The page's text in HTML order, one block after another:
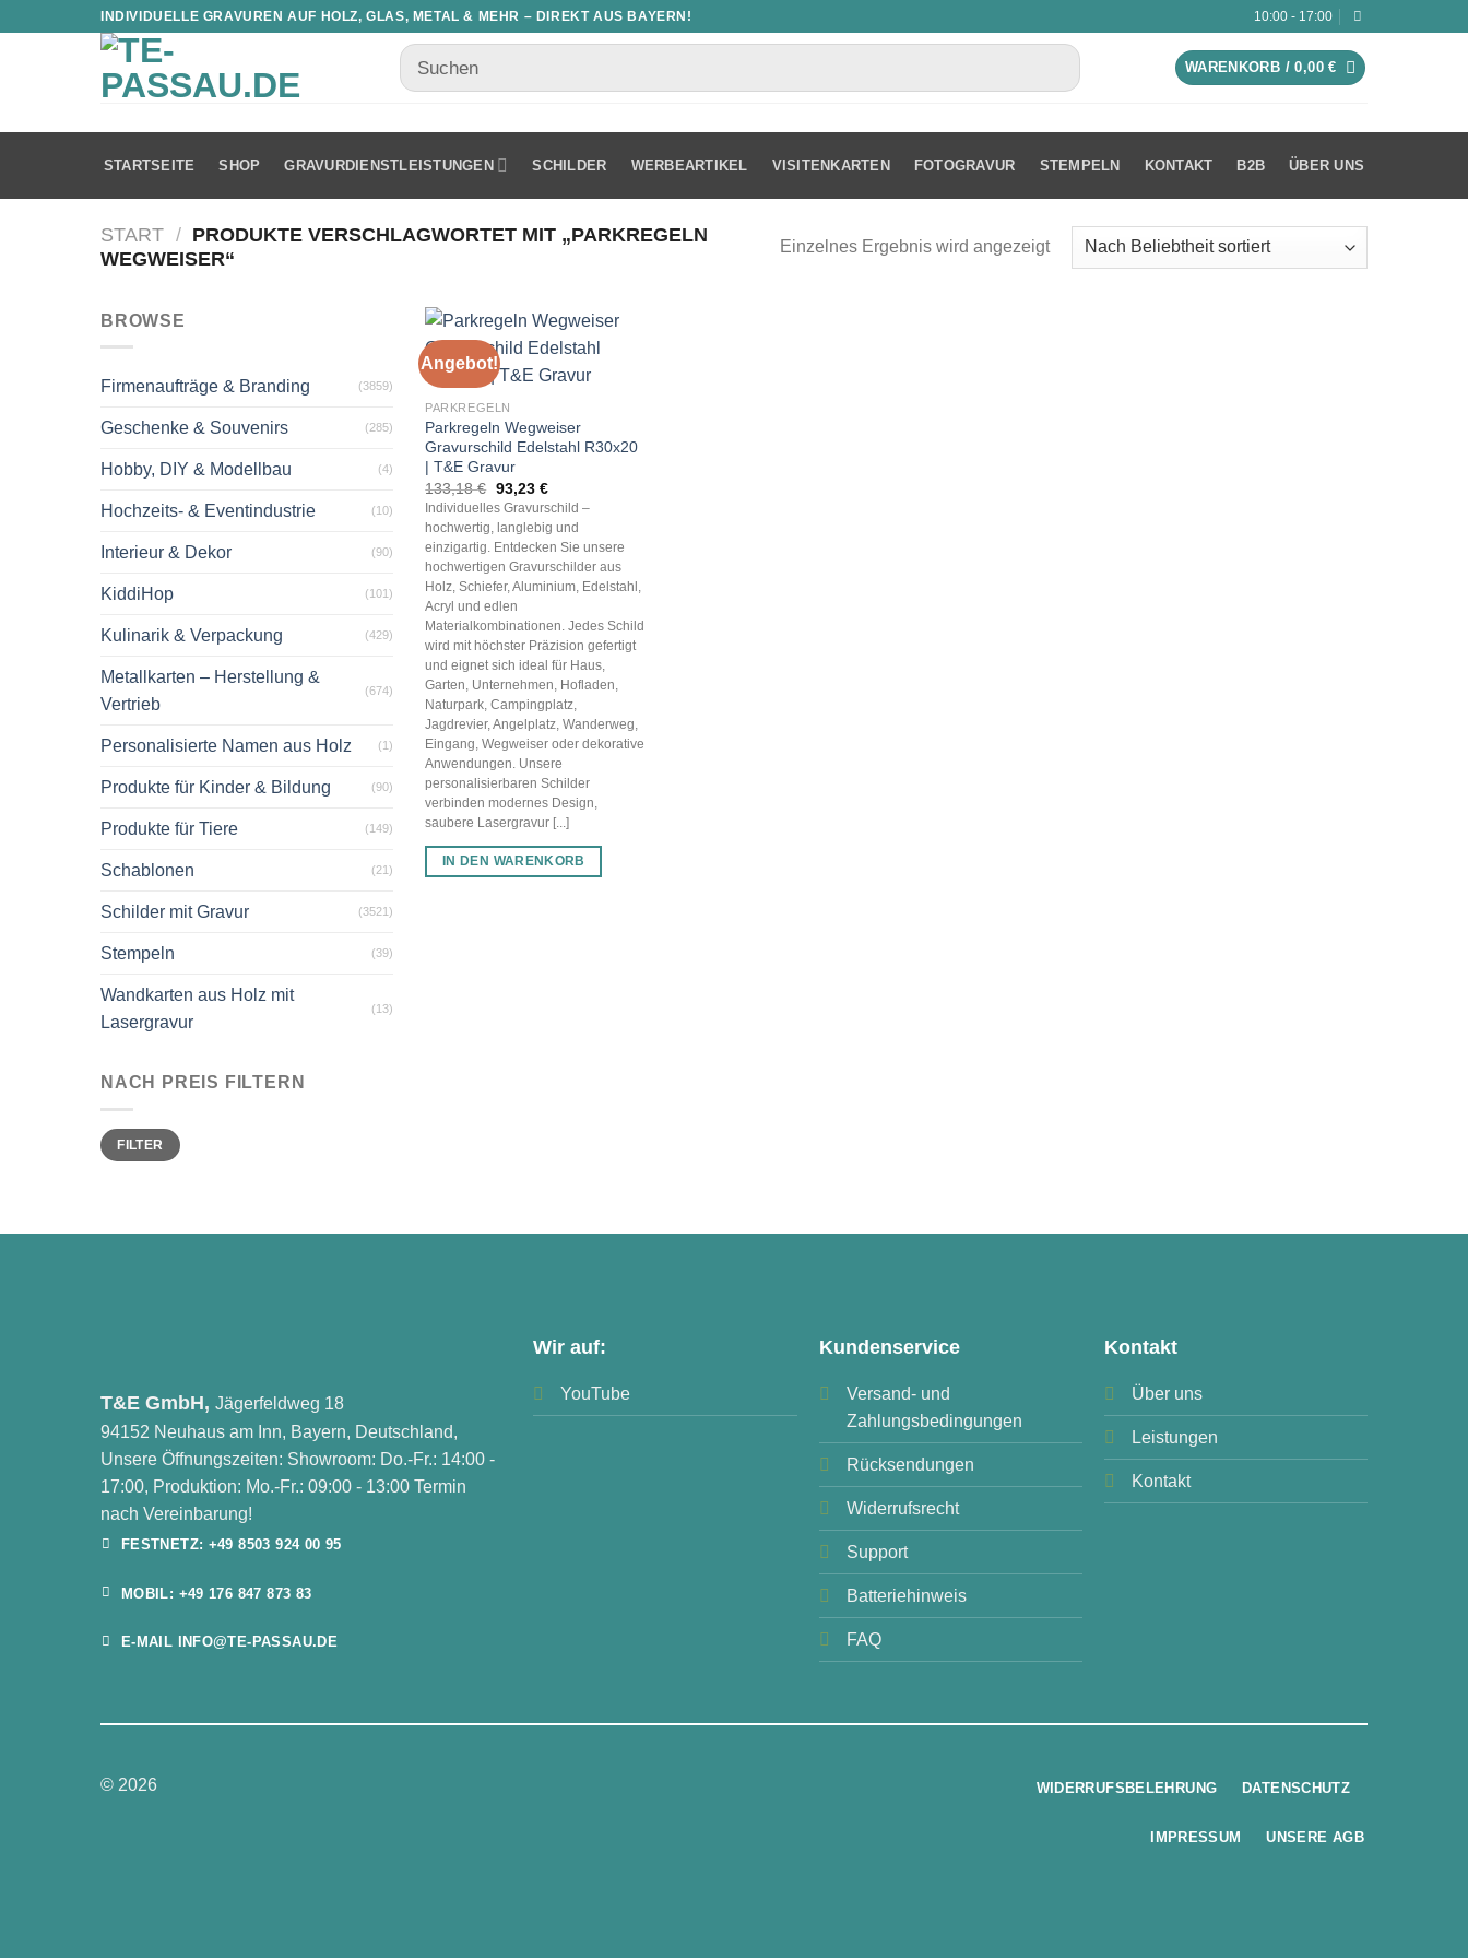
INDIVIDUELLE GRAVUREN AUF HOLZ, GLAS, METAL & MEHR – DIREKT AUS BAYERN! 10:00 - 17:00
WARENKORB /0,00€
STARTSEITE SHOP GRAVURDIENSTLEISTUNGEN SCHILDER WERBEARTIKEL VISITENKARTEN FOTOGRAVUR STEMPELN KONTAKT B2B ÜBER UNS
START / PRODUKTE VERSCHLAGWORTET MIT „PARKREGELN
WEGWEISER“
Einzelnes Ergebnis wird angezeigt
BROWSE
Firmenaufträge & Branding (3859)
Geschenke & Souvenirs (285)
Hobby, DIY & Modellbau (4)
Hochzeits- & Eventindustrie (10)
Interieur & Dekor (90)
KiddiHop (101)
Kulinarik & Verpackung (429)
Metallkarten – Herstellung &
Vertrieb
(674)
Personalisierte Namen aus Holz (1)
Produkte für Kinder & Bildung (90)
Produkte für Tiere (149)
Schablonen (21)
Schilder mit Gravur (3521)
Stempeln (39)
Wandkarten aus Holz mit
Lasergravur
(13)
NACH PREIS FILTERN
Min.
Preis
Max.
PreisFILTER
Angebot!
PARKREGELN
Parkregeln Wegweiser
Gravurschild Edelstahl R30x20
| T&E Gravur
133,18€ Ursprünglicher
Preis
war:
133,18 €
93,23 €Aktueller
Preis
ist:
93,23 €.
Individuelles Gravurschild –
hochwertig, langlebig und
einzigartig. Entdecken Sie unsere
hochwertigen Gravurschilder aus
Holz, Schiefer, Aluminium, Edelstahl,
Acryl und edlen
Materialkombinationen. Jedes Schild
wird mit höchster Präzision gefertigt
und eignet sich ideal für Haus,
Garten, Unternehmen, Hofladen,
Naturpark, Campingplatz,
Jagdrevier, Angelplatz, Wanderweg,
Eingang, Wegweiser oder dekorative
Anwendungen. Unsere
personalisierbaren Schilder
verbinden modernes Design,
saubere Lasergravur [...]
IN DEN WARENKORB
T&E GmbH, Jägerfeldweg 18
94152 Neuhaus am Inn, Bayern, Deutschland,
Unsere Öffnungszeiten: Showroom: Do.-Fr.: 14:00 -
17:00, Produktion: Mo.-Fr.: 09:00 - 13:00 Termin
nach Vereinbarung!
FESTNETZ: +49 8503 924 00 95
MOBIL: +49 176 847 873 83
E-MAIL INFO@TE-PASSAU.DE
Wir auf:
YouTube
Kundenservice
Versand- und
Zahlungsbedingungen
Rücksendungen
Widerrufsrecht
Support
Batteriehinweis
FAQ
Kontakt
Über uns
Leistungen
Kontakt
© 2026 WIDERRUFSBELEHRUNG DATENSCHUTZ
IMPRESSUM UNSERE AGB